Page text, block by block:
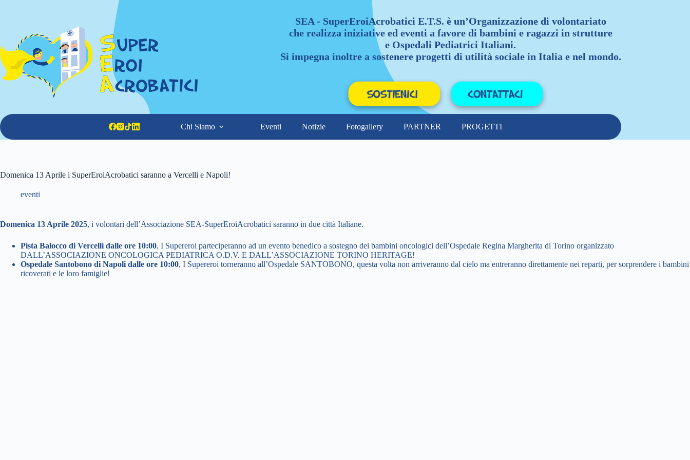
SEA - SuperEroiAcrobatici E.T.S. è un’Organizzazione di volontariato
che realizza iniziative ed eventi a favore di bambini e ragazzi in strutture
e Ospedali Pediatrici Italiani.
Si impegna inoltre a sostenere progetti di utilità sociale in Italia e nel mondo.
Chi Siamo Eventi Notizie Fotogallery PARTNER PROGETTI
Domenica 13 Aprile i SuperEroiAcrobatici saranno a Vercelli e Napoli!
eventi
Domenica 13 Aprile 2025, i volontari dell’Associazione SEA-SuperEroiAcrobatici saranno in due città Italiane.
Pista Balocco di Vercelli dalle ore 10:00, I Supereroi parteciperanno ad un evento benedico a sostegno dei bambini oncologici dell’Ospedale Regina Margherita di Torino organizzato
DALL’ASSOCIAZIONE ONCOLOGICA PEDIATRICA O.D.V. E DALL’ASSOCIAZIONE TORINO HERITAGE!
Ospedale Santobono di Napoli dalle ore 10:00, I Supereroi torneranno all’Ospedale SANTOBONO, questa volta non arriveranno dal cielo ma entreranno direttamente nei reparti, per sorprendere i bambini
ricoverati e le loro famiglie!